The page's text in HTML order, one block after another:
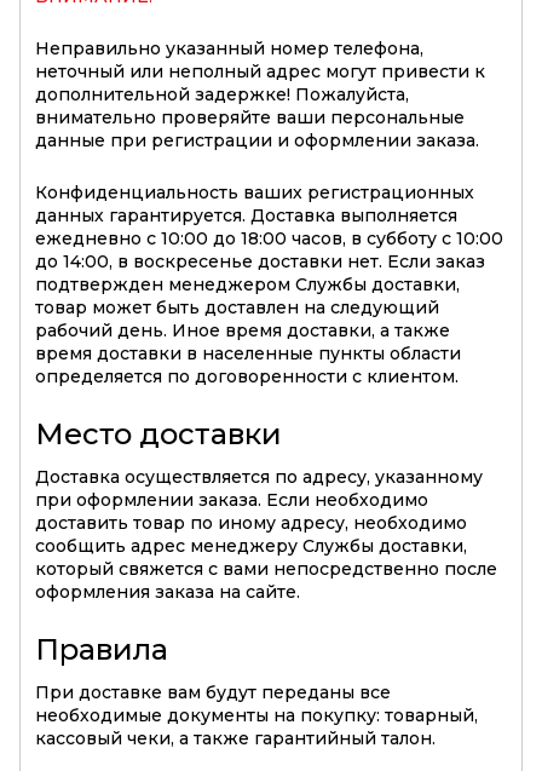
Неправильно указанный номер телефона,
неточный или неполный адрес могут привести к
дополнительной задержке! Пожалуйста,
внимательно проверяйте ваши персональные
данные при регистрации и оформлении заказа.
Конфиденциальность ваших регистрационных
данных гарантируется. Доставка выполняется
ежедневно с 10:00 до 18:00 часов, в субботу с 10:00
до 14:00, в воскресенье доставки нет. Если заказ
подтвержден менеджером Службы доставки,
товар может быть доставлен на следующий
рабочий день. Иное время доставки, а также
время доставки в населенные пункты области
определяется по договоренности с клиентом.
Место доставки
Доставка осуществляется по адресу, указанному
при оформлении заказа. Если необходимо
доставить товар по иному адресу, необходимо
сообщить адрес менеджеру Службы доставки,
который свяжется с вами непосредственно после
оформления заказа на сайте.
Правила
При доставке вам будут переданы все
необходимые документы на покупку: товарный,
кассовый чеки, а также гарантийный талон.